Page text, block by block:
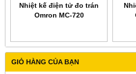
GIỎ HÀNG CỦA BẠN
Nhiệt kế điện tử đo trán
Omron MC-720